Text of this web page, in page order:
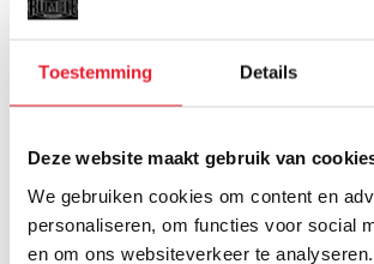
Toestemming Details
Deze website maakt gebruik van
We gebruiken cookies om content en
personaliseren, om functies voor social
en om ons websiteverkeer te